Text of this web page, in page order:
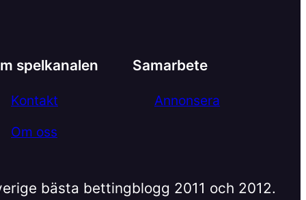
spelkanalen
Kontakt
Om oss
Samarbete
Annonsera